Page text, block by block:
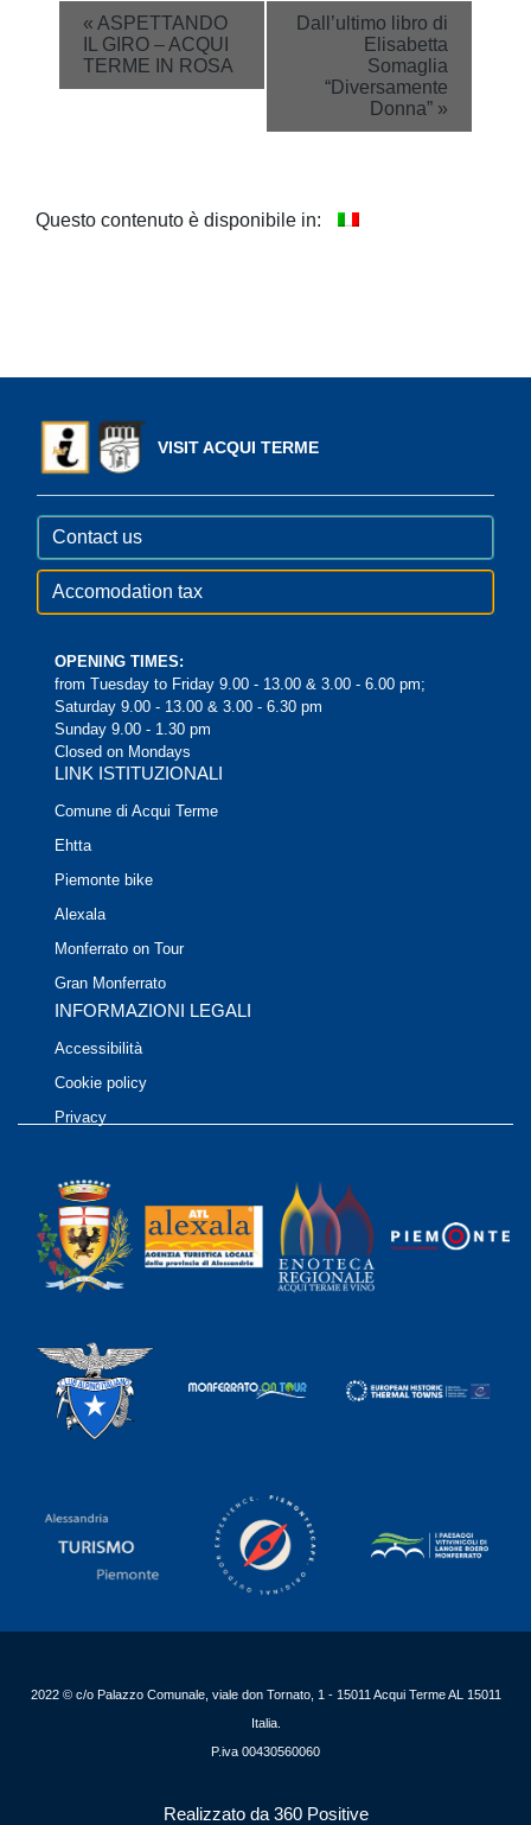
Event
Navigation
« ASPETTANDO
IL GIRO – ACQUI
TERME IN ROSA
Dall’ultimo libro di
Elisabetta
Somaglia
“Diversamente
Donna” »
Questo contenuto è disponibile in:
VISIT ACQUI TERME
Contact us
Accomodation tax
OPENING TIMES:
from Tuesday to Friday 9.00 - 13.00 & 3.00 - 6.00 pm;
Saturday 9.00 - 13.00 & 3.00 - 6.30 pm
Sunday 9.00 - 1.30 pm
Closed on Mondays
LINK ISTITUZIONALI
Comune di Acqui Terme
Ehtta
Piemonte bike
Alexala
Monferrato on Tour
Gran Monferrato
INFORMAZIONI LEGALI
Accessibilità
Cookie policy
Privacy
2022 © c/o Palazzo Comunale, viale don Tornato, 1 - 15011 Acqui Terme AL 15011
Italia.
P.iva 00430560060
Realizzato da 360 Positive